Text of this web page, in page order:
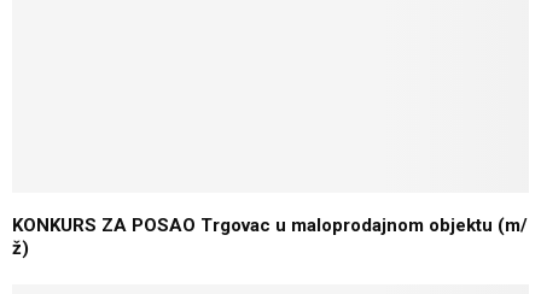
KONKURS ZA POSAO Trgovac u maloprodajnom objektu (m/
ž)